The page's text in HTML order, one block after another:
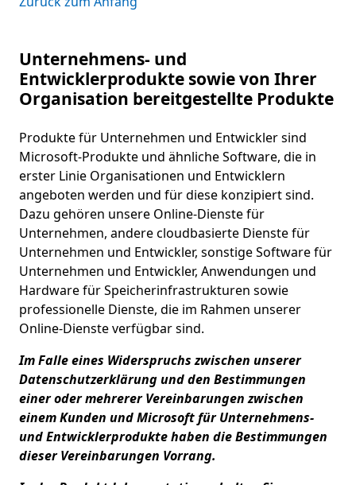
Unternehmens- und
Entwicklerprodukte sowie von Ihrer
Organisation bereitgestellte Produkte
Produkte für Unternehmen und Entwickler sind
Microsoft-Produkte und ähnliche Software, die in
erster Linie Organisationen und Entwicklern
angeboten werden und für diese konzipiert sind.
Dazu gehören unsere Online-Dienste für
Unternehmen, andere cloudbasierte Dienste für
Unternehmen und Entwickler, sonstige Software für
Unternehmen und Entwickler, Anwendungen und
Hardware für Speicherinfrastrukturen sowie
professionelle Dienste, die im Rahmen unserer
Online-Dienste verfügbar sind.
Im Falle eines Widerspruchs zwischen unserer
Datenschutzerklärung und den Bestimmungen
einer oder mehrerer Vereinbarungen zwischen
einem Kunden und Microsoft für Unternehmens-
und Entwicklerprodukte haben die Bestimmungen
dieser Vereinbarungen Vorrang.